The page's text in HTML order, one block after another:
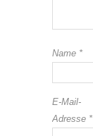
Name *
E-Mail-
Adresse *